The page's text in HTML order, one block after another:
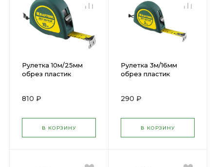
Рулетка 10м/25мм
обрез пластик
810 ₽
В КОРЗИНУ
Рулетка 3м/16мм
обрез пластик
290 ₽
В КОРЗИНУ